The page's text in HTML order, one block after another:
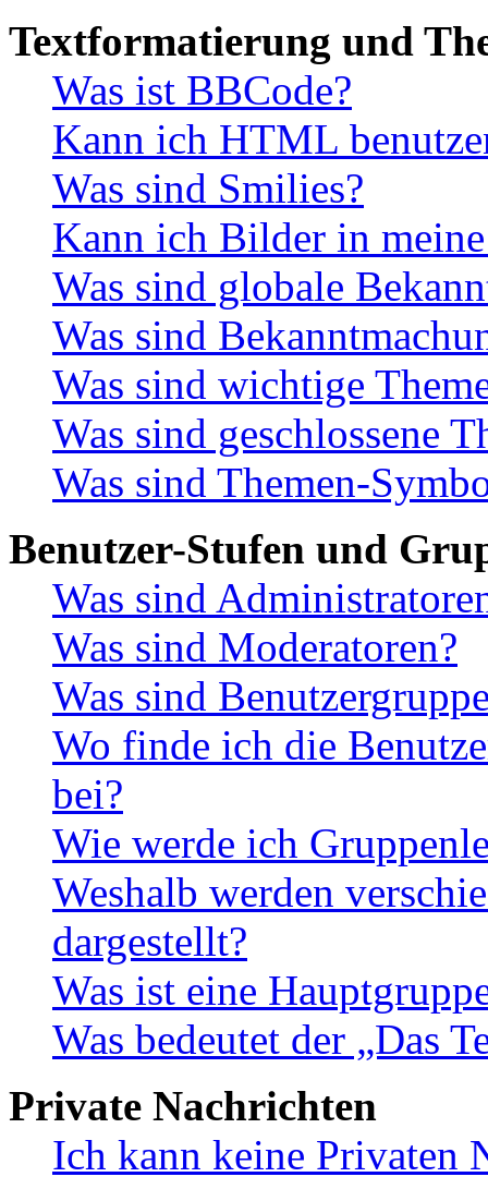
Textformatierung und
Was ist BBCode?
Kann ich HTML
Was sind Smilies?
Kann ich Bilder in
Was sind globale
Was sind
Was sind wichtige
Was sind geschlossene
Was sind Themen-
Benutzer-Stufen und
Was sind
Was sind Moderatoren?
Was sind
Wo finde ich die
bei?
Wie werde ich
Weshalb werden
dargestellt?
Was ist eine
Was bedeutet der „Das
Private Nachrichten
Ich kann keine Privaten